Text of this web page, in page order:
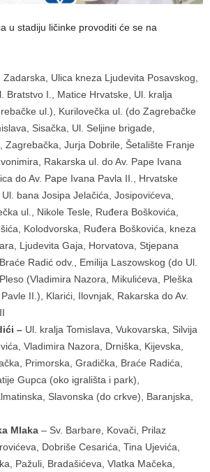
u stadiju ličinke provoditi će se na
Zadarska, Ulica kneza Ljudevita Posavskog,
Bratstvo I., Matice Hrvatske, Ul. kralja
ul.), Kurilovečka ul. (do Zagrebačke
Sisačka, Ul. Seljine brigade,
Zagrebačka, Jurja Dobrile, Šetalište Franje
Rakarska ul. do Av. Pape Ivana
do Av. Pape Ivana Pavla II., Hrvatske
bana Josipa Jelačića, Josipovićeva,
ul., Nikole Tesle, Ruđera Boškovića,
Kolodvorska, Ruđera Boškovića, kneza
Ljudevita Gaja, Horvatova, Stjepana
Radić odv., Emilija Laszowskog (do Ul.
(Vladimira Nazora, Mikulićeva, Pleška
II.), Klarići, Ilovnjak, Rakarska do Av.
– Ul. kralja Tomislava, Vukovarska, Silvija
Vladimira Nazora, Drniška, Kijevska,
Primorska, Gradička, Braće Radića,
Gupca (oko igrališta i park),
Slavonska (do crkve), Baranjska,
Mlaka – Sv. Barbare, Kovači, Prilaz
Dobriše Cesarića, Tina Ujevića,
Pažuli, Bradašićeva, Vlatka Mačeka,